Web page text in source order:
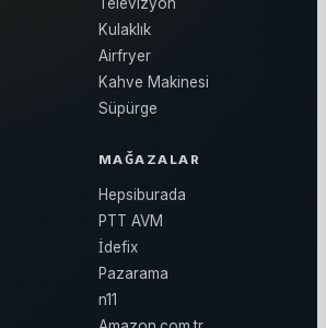
Televizyon
Kulaklık
Airfryer
Kahve Makinesi
Süpürge
MAĞAZALAR
Hepsiburada
PTT AVM
İdefix
Pazarama
n11